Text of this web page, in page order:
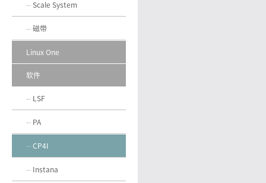
Scale System
磁带
Linux One
软件
LSF
PA
CP4I
Instana